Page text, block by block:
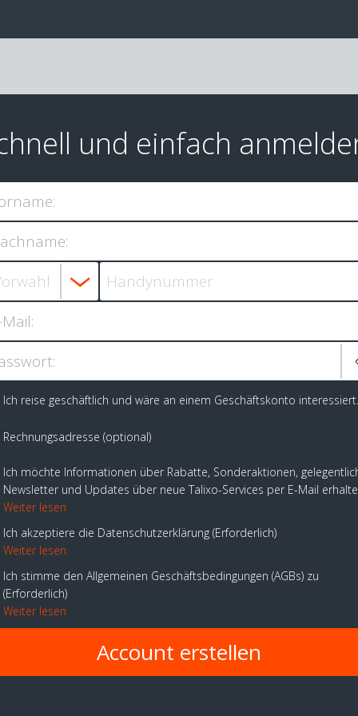
und einfach
Ich reise geschäftlich und wäre an einem Geschäftskonto interessiert.
Rechnungsadresse (optional)
Ich möchte Informationen über Rabatte, Sonderaktionen,
Newsletter und Updates über neue Talixo-Services per E-Mail
Weiter lesen
Ich akzeptiere die Datenschutzerklärung Erforderlich
Weiter lesen
Ich stimme den Allgemeinen Geschäftsbedingungen (AGBs) zu
Erforderlich
Weiter lesen